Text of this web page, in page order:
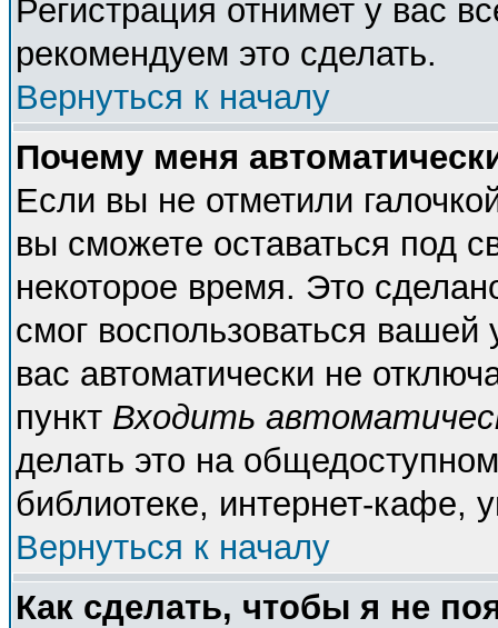
Регистрация отнимет у вас
рекомендуем это сделать.
Вернуться к началу
Почему меня
Если вы не отметили
вы сможете оставаться под
некоторое время. Это
смог воспользоваться
вас автоматически не
пункт Входить
делать это на
библиотеке, интернет-кафе,
Вернуться к началу
Как сделать, чтобы я не